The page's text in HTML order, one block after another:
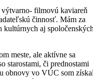
výtvarno- filmovú kaviareň
činnosť. Mám za
kultúrnych aj
meste, ale aktívne sa
starostami, či prednostami
obnovy vo VÚC som